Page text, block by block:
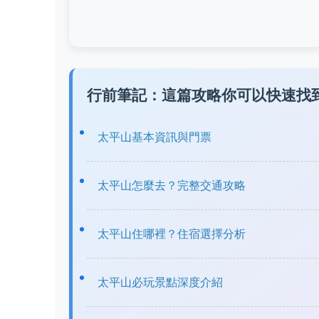
行前筆記：這篇攻略你可以快速找
太平山基本資訊與門票
太平山怎麼去？完整交通攻略
太平山住哪裡？住宿選擇分析
太平山必玩景點深度介紹